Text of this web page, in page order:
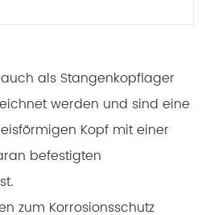
als Stangenkopflager
werden und sind eine
Kopf mit einer
befestigten
zum Korrosionsschutz